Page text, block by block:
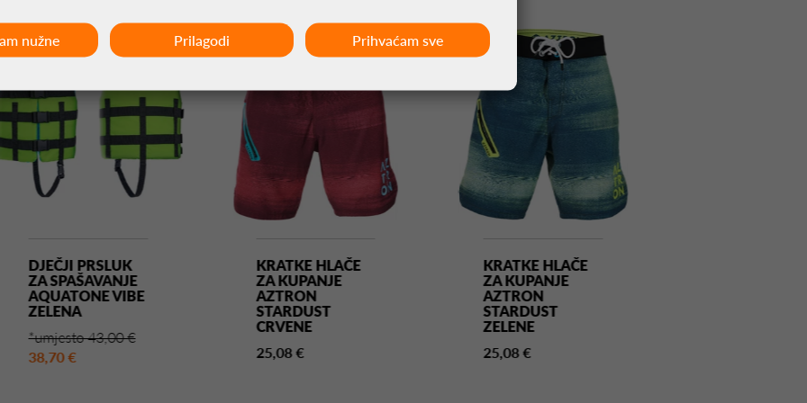
DJEČJI PRSLUK
ZA SPAŠAVANJE
AQUATONE VIBE
ZELENA
*umjesto 43,00 €
38,70 €
KRATKE HLAČE
ZA KUPANJE
AZTRON
STARDUST
CRVENE
25,08 €
KRATKE HLAČE
ZA KUPANJE
AZTRON
STARDUST
ZELENE
25,08 €
nužne Prilagodi Prihvaćam sve